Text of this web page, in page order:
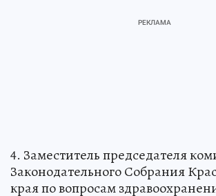
4. Заместитель председателя
Законодательного Собрания
края по вопросам